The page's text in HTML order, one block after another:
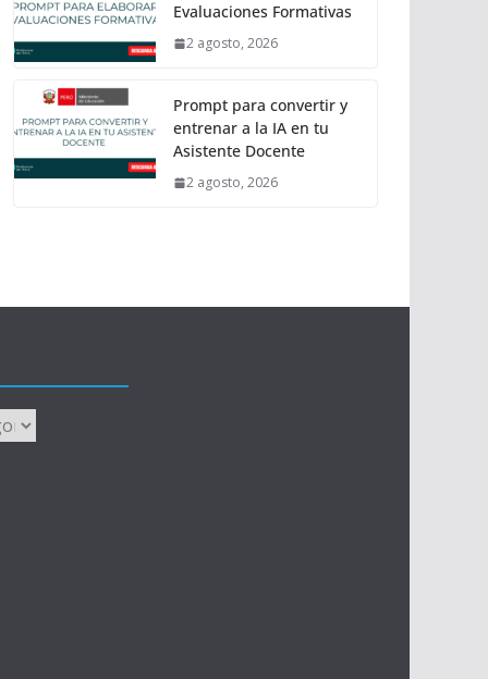
Evaluaciones Formativas
2 agosto, 2026
Prompt para convertir y
entrenar a la IA en tu
Asistente Docente
2 agosto, 2026